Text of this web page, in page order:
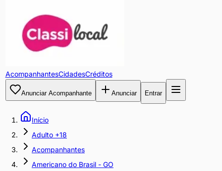
AcompanhantesCidadesCréditos
Anunciar Acompanhante Anunciar Entrar
Início
Adulto +18
Acompanhantes
Americano do Brasil - GO